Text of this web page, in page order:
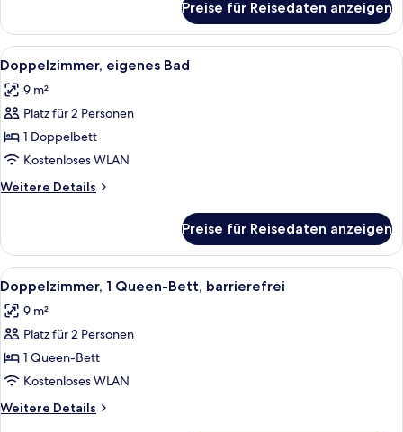
Schlafsaal
Preise für Reisedaten anzeigen
Alle
Fotos
für
Doppelzimmer,
eigenes
Bad
anzeigen
Ein modernes Hotelzimmer mit
9
Doppelzimmer, eigenes Bad
9 m²
Platz für 2 Personen
1 Doppelbett
Kostenloses WLAN
Weitere Details
Weitere
eigenes
Bad
Preise für Reisedaten anzeigen
Alle
Fotos
für
Doppelzimmer,
1
Queen-
Bett,
barrierefrei
Ein ordentlich bezogenes Bett mit
4
Doppelzimmer, 1 Queen-Bett, barrierefrei
9 m²
Platz für 2 Personen
1 Queen-Bett
Kostenloses WLAN
Weitere Details
Weitere